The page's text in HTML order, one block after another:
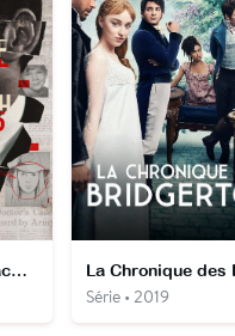
L’Affaire Jeffrey MacDonald
Série • 2019